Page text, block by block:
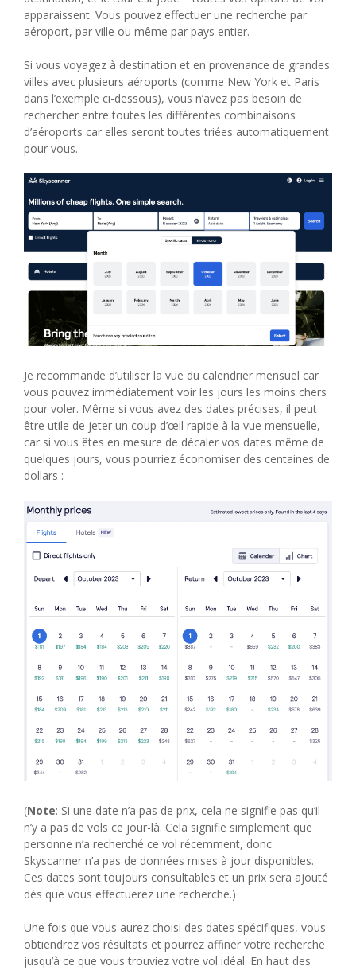
apparaissent. Vous pouvez effectuer une recherche par
aéroport, par ville ou même par pays entier.
Si vous voyagez à destination et en provenance de grandes
villes avec plusieurs aéroports (comme New York et Paris
dans l’exemple ci-dessous), vous n’avez pas besoin de
rechercher entre toutes les différentes combinaisons
d’aéroports car elles seront toutes triées automatiquement
pour vous.
Je recommande d’utiliser la vue du calendrier mensuel car
vous pouvez immédiatement voir les jours les moins chers
pour voler. Même si vous avez des dates précises, il peut
être utile de jeter un coup d’œil rapide à la vue mensuelle,
car si vous êtes en mesure de décaler vos dates même de
quelques jours, vous pourriez économiser des centaines de
dollars :
(Note: Si une date n’a pas de prix, cela ne signifie pas qu’il
n’y a pas de vols ce jour-là. Cela signifie simplement que
personne n’a recherché ce vol récemment, donc
Skyscanner n’a pas de données mises à jour disponibles.
Ces dates sont toujours consultables et un prix sera ajouté
dès que vous effectuerez une recherche.)
Une fois que vous aurez choisi des dates spécifiques, vous
obtiendrez vos résultats et pourrez affiner votre recherche
jusqu’à ce que vous trouviez votre vol idéal. En haut des